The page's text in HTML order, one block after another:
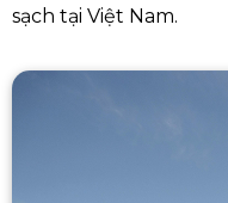
sạch tại Việt Nam.